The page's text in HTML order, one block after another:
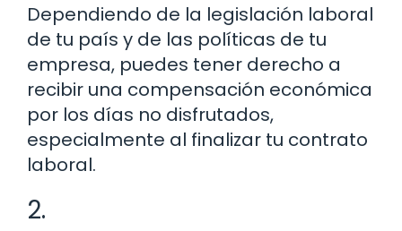
Dependiendo de la legislación laboral
de tu país y de las políticas de tu
empresa, puedes tener derecho a
recibir una compensación económica
por los días no disfrutados,
especialmente al finalizar tu contrato
laboral.
2.